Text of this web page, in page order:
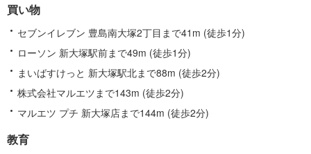
買い物
セブンイレブン 豊島南大塚2丁目まで41m (徒歩1分)
ローソン 新大塚駅前まで49m (徒歩1分)
まいばすけっと 新大塚駅北まで88m (徒歩2分)
株式会社マルエツまで143m (徒歩2分)
マルエツ プチ 新大塚店まで144m (徒歩2分)
教育